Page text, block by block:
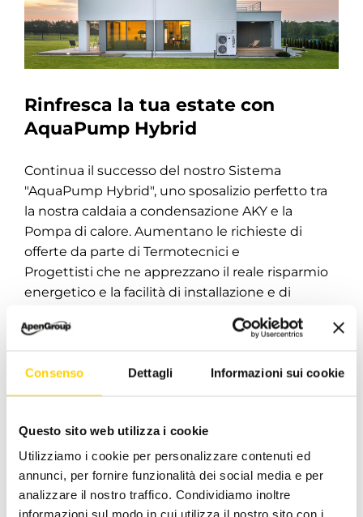
Consenso Dettagli Informazioni sui cookie
Questo sito web utilizza i cookie
Utilizziamo i cookie per personalizzare contenuti ed
annunci, per fornire funzionalità dei social media e per
analizzare il nostro traffico. Condividiamo inoltre
informazioni sul modo in cui utilizza il nostro sito con i
Rinfresca la tua estate con
AquaPump Hybrid
Continua il successo del nostro Sistema
"AquaPump Hybrid", uno sposalizio perfetto tra
la nostra caldaia a condensazione AKY e la
Pompa di calore. Aumentano le richieste di
offerte da parte di Termotecnici e
Progettisti che ne apprezzano il reale risparmio
energetico e la facilità di installazione e di
cambiamenti
Maggio 10, 2018 Categorie: Normative,Prodotti | Tag:
caldaie industriali
Continua a leggere